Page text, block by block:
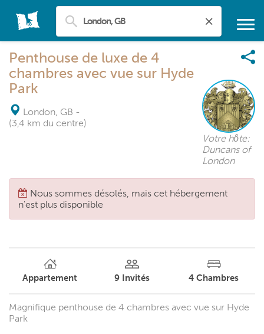
Penthouse de luxe de 4
chambres avec vue sur Hyde
Park
London, GB -
(3,4 km du centre)
Votre hôte:
Duncans of
London
Nous sommes désolés, mais cet hébergement
n'est plus disponible
Appartement 9 Invités 4 Chambres
Magnifique penthouse de 4 chambres avec vue sur Hyde
Park